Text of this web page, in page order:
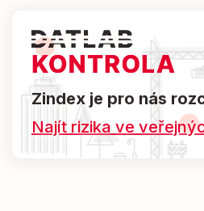
Zindex je pro nás
Najít rizika ve